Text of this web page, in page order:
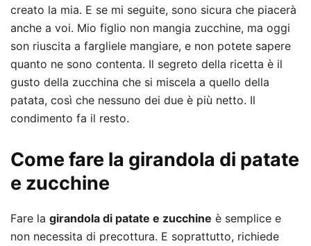
creato la mia. E se mi seguite, sono sicura che piacerà
anche a voi. Mio figlio non mangia zucchine, ma oggi
son riuscita a fargliele mangiare, e non potete sapere
quanto ne sono contenta. Il segreto della ricetta è il
gusto della zucchina che si miscela a quello della
patata, così che nessuno dei due è più netto. Il
condimento fa il resto.
Come fare la girandola di patate
e zucchine
Fare la girandola di patate e zucchine è semplice e
non necessita di precottura. E soprattutto, richiede